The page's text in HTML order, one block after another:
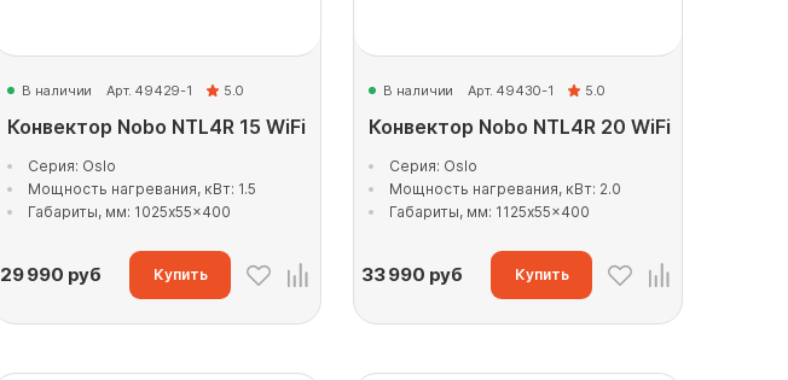
В наличии Арт. 49429-1 5.0
Конвектор Nobo NTL4R 15 WiFi
Серия: Oslo
Мощность нагревания, кВт: 1.5
Габариты, мм: 1025x55x400
29 990 руб Купить
В наличии Арт. 49430-1 5.0
Конвектор Nobo NTL4R 20 WiFi
Серия: Oslo
Мощность нагревания, кВт: 2.0
Габариты, мм: 1125x55x400
33 990 руб Купить